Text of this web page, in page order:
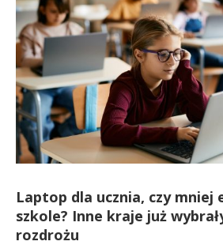
Laptop dla ucznia, czy mniej
szkole? Inne kraje już
rozdrożu